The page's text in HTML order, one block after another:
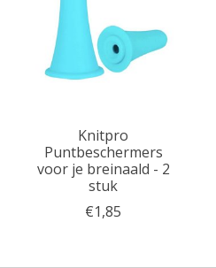
Knitpro
Puntbeschermers
voor je breinaald - 2
stuk
€1,85